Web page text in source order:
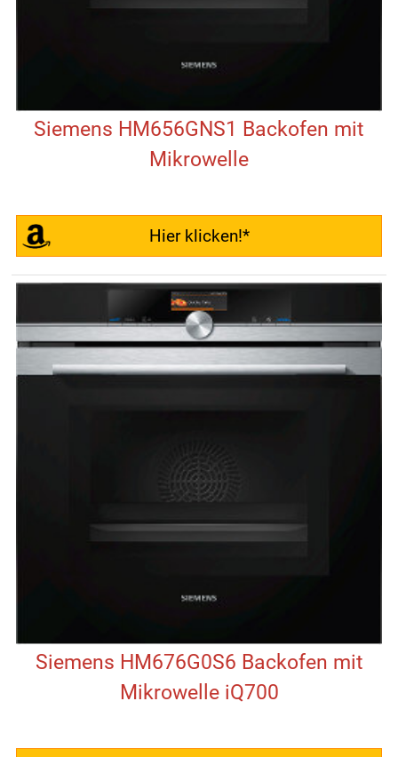
Siemens HM656GNS1 Backofen mit
Mikrowelle
Hier klicken!*
Siemens HM676G0S6 Backofen mit
Mikrowelle iQ700